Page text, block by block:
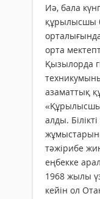
Иә, бала
құрылысшы
орта
Қызылорда
азаматтық
алды.
тәжірибе
еңбекке
1968 жылы
кейін ол